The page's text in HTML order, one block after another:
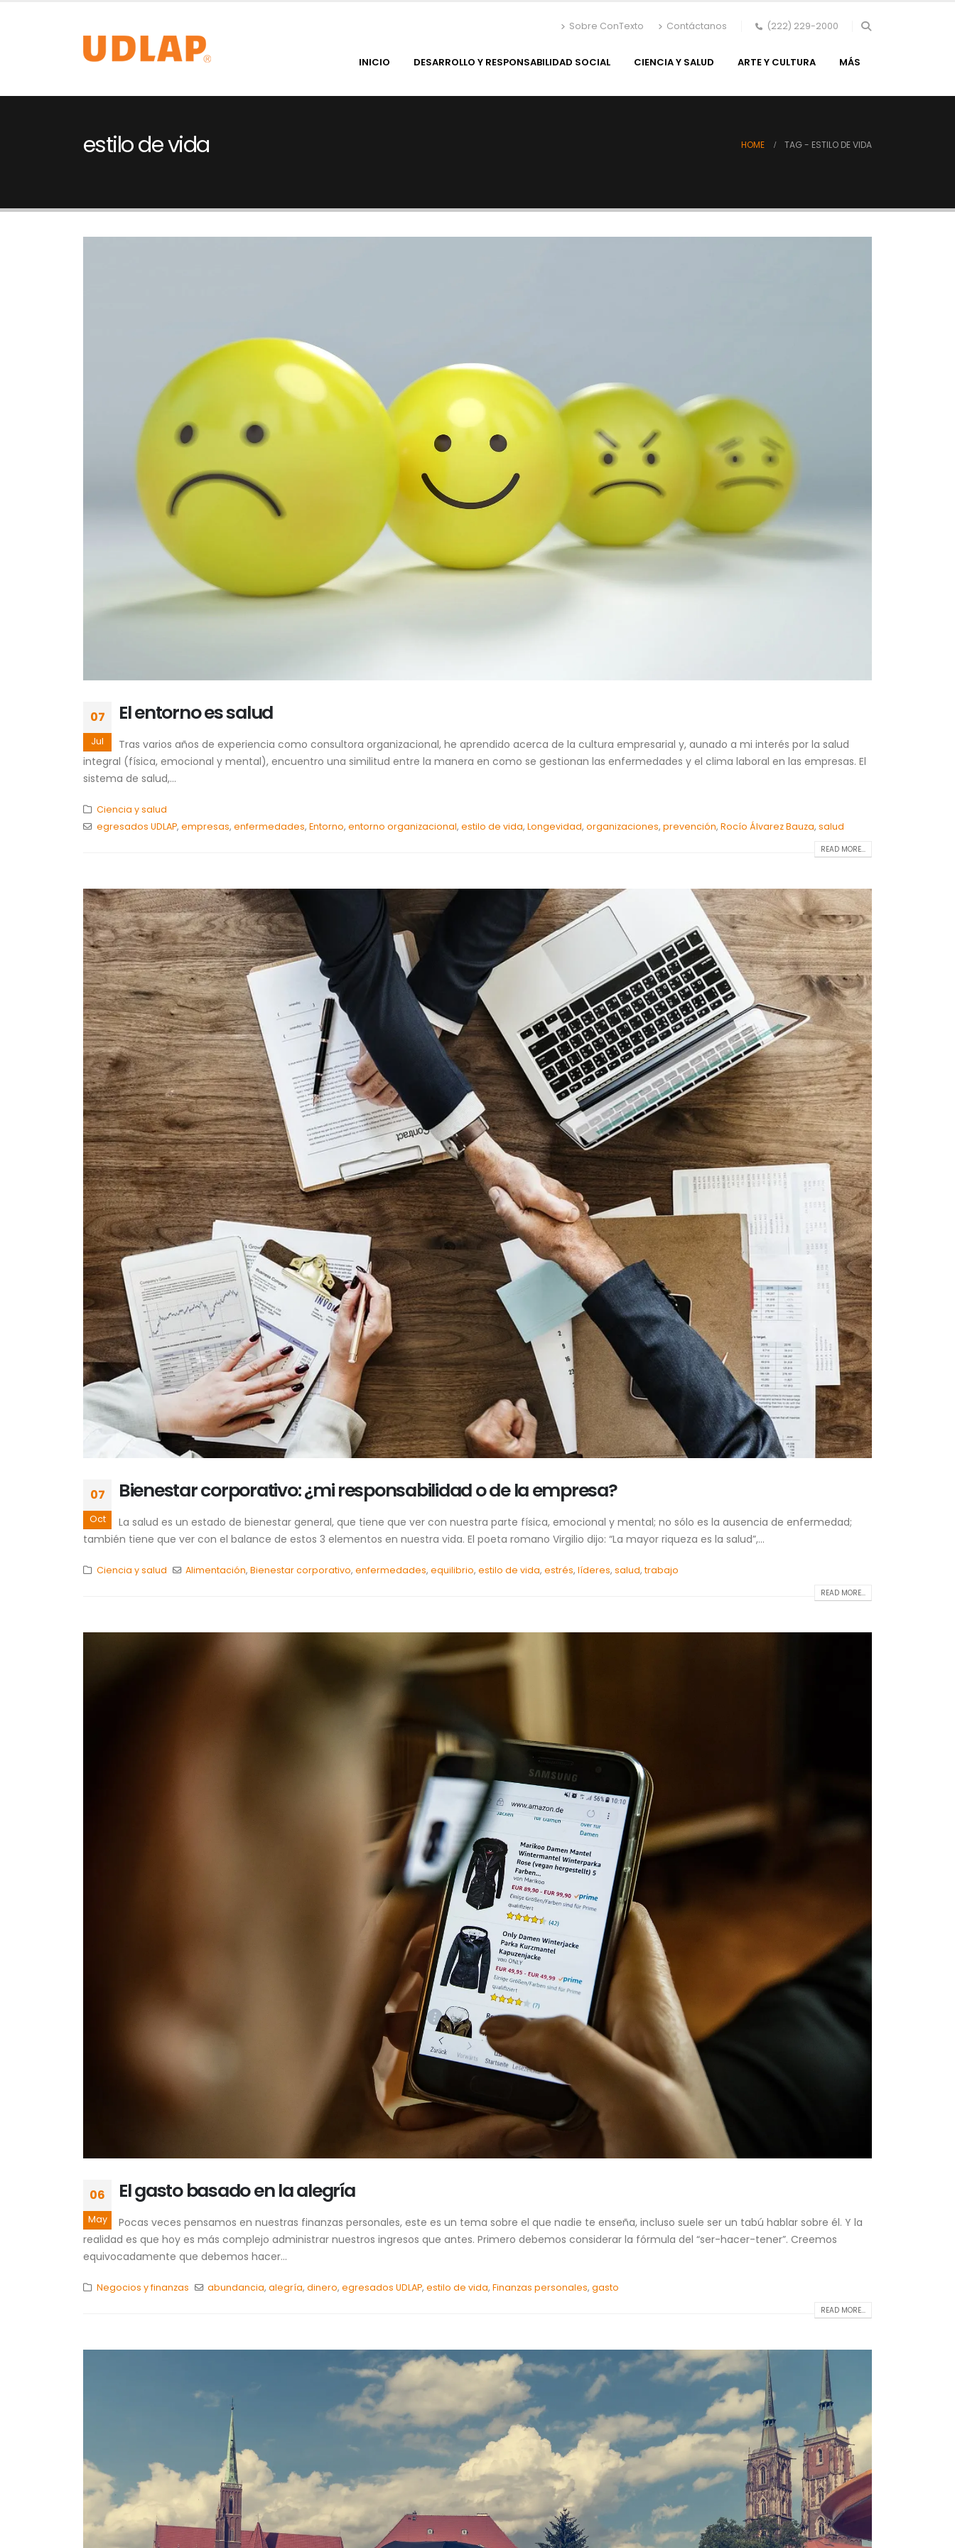
Sobre ConTexto Contáctanos (222) 229-2000
INICIO DESARROLLO Y RESPONSABILIDAD SOCIAL CIENCIA Y SALUD ARTE Y CULTURA MÁS
estilo de vida HOME TAG - ESTILO DE VIDA
07
Jul
El entorno es salud
Tras varios años de experiencia como consultora organizacional, he aprendido acerca de la cultura empresarial y, aunado a mi interés por la salud
integral (física, emocional y mental), encuentro una similitud entre la manera en como se gestionan las enfermedades y el clima laboral en las empresas. El
sistema de salud,...
Ciencia y salud
egresados UDLAP, empresas, enfermedades, Entorno, entorno organizacional, estilo de vida, Longevidad, organizaciones, prevención, Rocío Álvarez Bauza, salud
READ MORE...
07
Oct
Bienestar corporativo: ¿mi responsabilidad o de la empresa?
La salud es un estado de bienestar general, que tiene que ver con nuestra parte física, emocional y mental; no sólo es la ausencia de enfermedad;
también tiene que ver con el balance de estos 3 elementos en nuestra vida. El poeta romano Virgilio dijo: “La mayor riqueza es la salud”,...
Ciencia y salud Alimentación,Bienestar corporativo,enfermedades,equilibrio,estilo de vida,estrés,líderes,salud,trabajo
READ MORE...
06
May
El gasto basado en la alegría
Pocas veces pensamos en nuestras finanzas personales, este es un tema sobre el que nadie te enseña, incluso suele ser un tabú hablar sobre él. Y la
realidad es que hoy es más complejo administrar nuestros ingresos que antes. Primero debemos considerar la fórmula del “ser-hacer-tener”. Creemos
equivocadamente que debemos hacer...
Negocios y finanzas abundancia,alegría,dinero,egresados UDLAP,estilo de vida,Finanzas personales,gasto
READ MORE...